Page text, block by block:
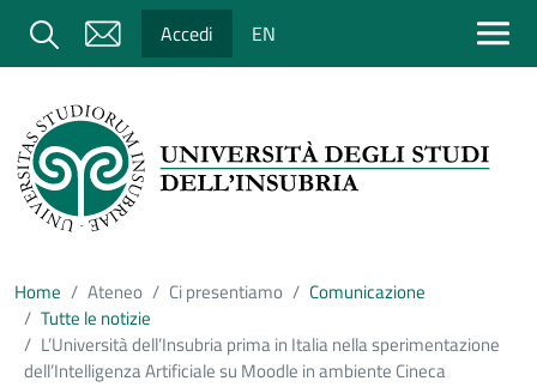
Salta al contenuto principale
Cerca Accedi EN
Home Ateneo Ci presentiamo
Comunicazione
Tutte le notizie
L’Università dell’Insubria prima in Italia nella sperimentazione
dell’Intelligenza Artificiale su Moodle in ambiente Cineca